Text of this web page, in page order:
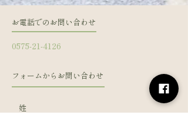
お電話でのお問い合わせ
0575-21-4126
フォームからお問い合わせ
姓